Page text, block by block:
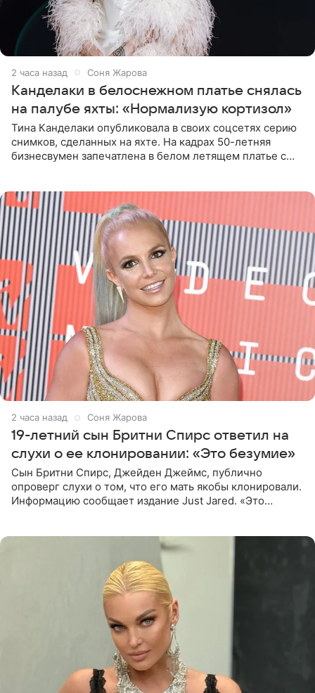
2 часа назад Соня Жарова
Канделаки в белоснежном платье снялась
на палубе яхты: «Нормализую кортизол»
Тина Канделаки опубликовала в своих соцсетях серию
снимков, сделанных на яхте. На кадрах 50-летняя
бизнесвумен запечатлена в белом летящем платье с
2 часа назад Соня Жарова
19-летний сын Бритни Спирс ответил на
слухи о ее клонировании: «Это безумие»
Сын Бритни Спирс, Джейден Джеймс, публично
опроверг слухи о том, что его мать якобы клонировали.
Информацию сообщает издание Just Jared. «Это